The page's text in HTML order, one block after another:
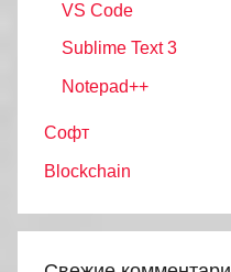
VS Code
Sublime Text 3
Notepad++
Софт
Blockchain